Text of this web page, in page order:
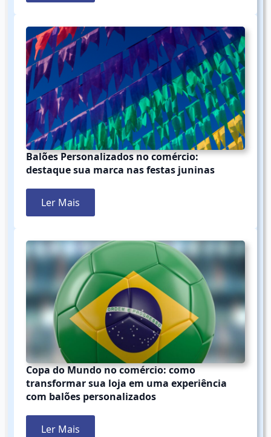
Balões Personalizados no comércio:
destaque sua marca nas festas juninas
Ler Mais
Copa do Mundo no comércio: como
transformar sua loja em uma experiência
com balões personalizados
Ler Mais